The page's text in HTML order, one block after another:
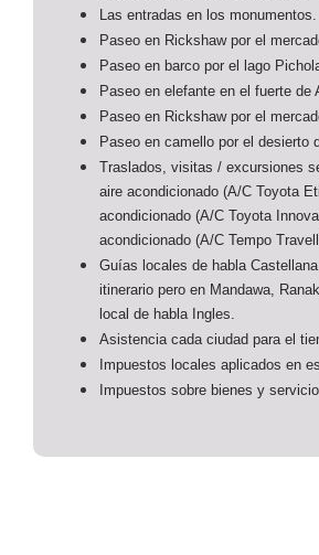
Las entradas en los monumentos.
Paseo en Rickshaw por el
Paseo en barco por el lago
Paseo en elefante en el fuerte de
Paseo en Rickshaw por el
Paseo en camello por el desierto
Traslados, visitas / excursiones
aire acondicionado (A/C Toyota
acondicionado (A/C Toyota
acondicionado (A/C Tempo
Guías locales de habla
itinerario pero en Mandawa,
local de habla Ingles.
Asistencia cada ciudad para el
Impuestos locales aplicados en
Impuestos sobre bienes y